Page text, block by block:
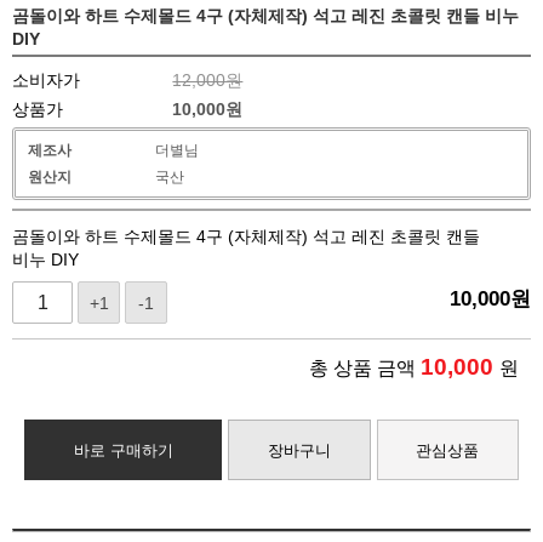
곰돌이와 하트 수제몰드 4구 (자체제작) 석고 레진 초콜릿 캔들 비누
DIY
소비자가
12,000원
상품가
10,000원
제조사
더별님
원산지
국산
곰돌이와 하트 수제몰드 4구 (자체제작) 석고 레진 초콜릿 캔들
비누 DIY
+1 -1 10,000원
총 상품 금액 10,000 원
바로 구매하기 장바구니 관심상품